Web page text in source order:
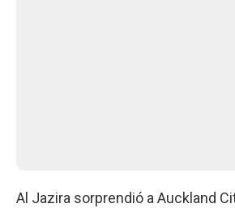
Al Jazira sorprendió a Auckland